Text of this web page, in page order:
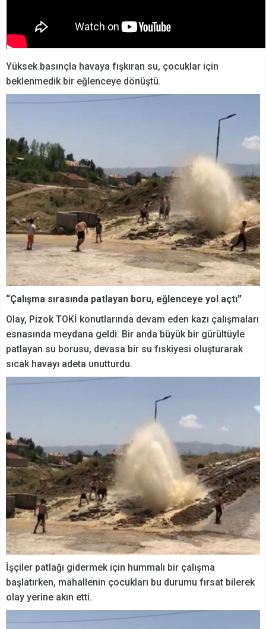
Yüksek basınçla havaya fışkıran su, çocuklar için
beklenmedik bir eğlenceye dönüştü.
“Çalışma sırasında patlayan boru, eğlenceye yol açtı”
Olay, Pizok TOKİ konutlarında devam eden kazı çalışmaları
esnasında meydana geldi. Bir anda büyük bir gürültüyle
patlayan su borusu, devasa bir su fıskiyesi oluşturarak
sıcak havayı adeta unutturdu.
İşçiler patlağı gidermek için hummalı bir çalışma
başlatırken, mahallenin çocukları bu durumu fırsat bilerek
olay yerine akın etti.